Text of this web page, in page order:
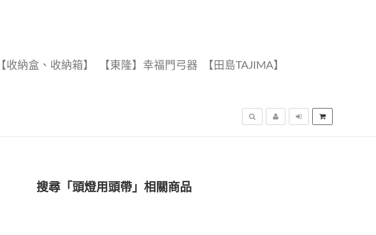
【收納盒、收納箱】 【東隆】幸福門弓器 【田島TAJIMA】
搜尋
搜尋「頭燈用頭帶」相關商品